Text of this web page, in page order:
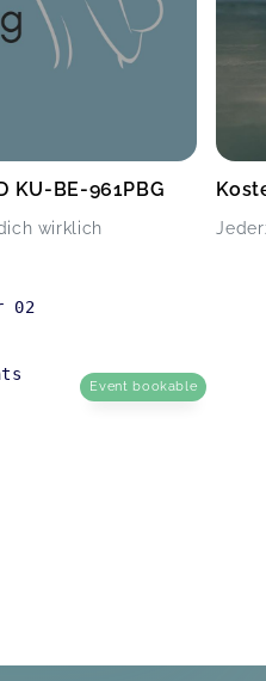
KU-BE-961PBG
wirklich
02
Event bookable